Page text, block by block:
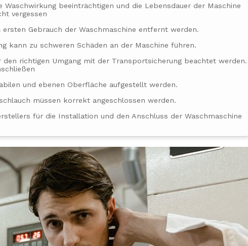
Waschwirkung beeinträchtigen und die Lebensdauer der Maschine
vergessen
Gebrauch der Waschmaschine entfernt werden.
kann zu schweren Schäden an der Maschine führen.
richtigen Umgang mit der Transportsicherung beachtet werden.
und ebenen Oberfläche aufgestellt werden.
müssen korrekt angeschlossen werden.
für die Installation und den Anschluss der Waschmaschine